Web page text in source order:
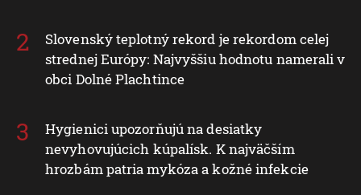
Slovenský teplotný rekord je rekordom celej
strednej Európy: Najvyššiu hodnotu namerali v
obci Dolné Plachtince
Hygienici upozorňujú na desiatky
nevyhovujúcich kúpalísk. K najväčším
hrozbám patria mykóza a kožné infekcie